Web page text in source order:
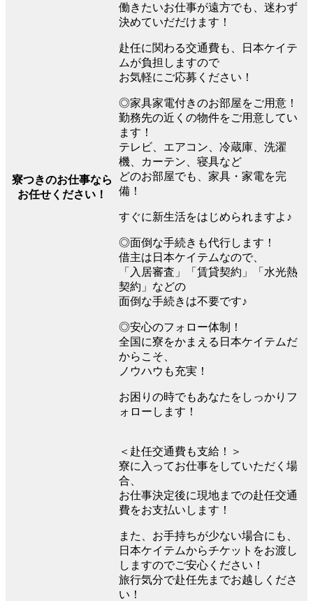
寮つきのお仕事なら
お任せください！
働きたいお仕事が遠方でも、迷わず
決めていだだけます！
赴任に関わる交通費も、日本ケイテ
ムが負担しますので
お気軽にご応募ください！
◎家具家電付きのお部屋をご用意！
勤務先の近くの物件をご用意してい
ます！
テレビ、エアコン、冷蔵庫、洗濯
機、カーテン、寝具など
どのお部屋でも、家具・家電を完
備！
すぐに新生活をはじめられますよ♪
◎面倒な手続きも代行します！
借主は日本ケイテムなので、
「入居審査」「賃貸契約」「水光熱
契約」などの
面倒な手続きは不要です♪
◎安心のフォロー体制！
全国に寮をかまえる日本ケイテムだ
からこそ、
ノウハウも充実！
お困りの時でもあなたをしっかりフ
ォローします！
＜赴任交通費も支給！＞
寮に入ってお仕事をしていただく場
合、
お仕事決定後に現地までの赴任交通
費をお支払いします！
また、お手持ちが少ない場合にも、
日本ケイテムからチケットをお渡し
しますのでご安心ください！
旅行気分で赴任先までお越しくださ
い！